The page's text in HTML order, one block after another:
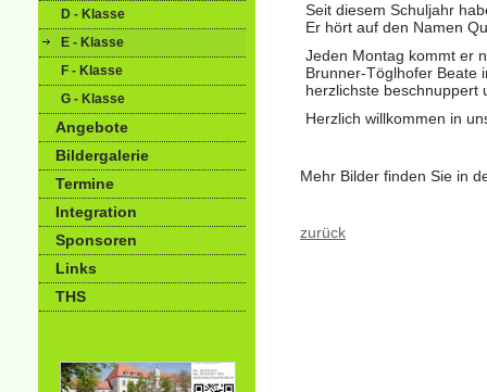
D - Klasse
E - Klasse
F - Klasse
G - Klasse
Angebote
Bildergalerie
Termine
Integration
Sponsoren
Links
THS
Seit diesem Schuljahr
Er hört auf den Namen
Jeden Montag kommt er
Brunner-Töglhofer Beate
herzlichste beschnuppert
Herzlich willkommen in
Mehr Bilder finden Sie in
zurück